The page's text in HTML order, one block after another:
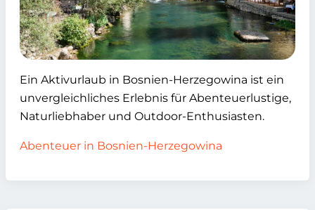
Ein Aktivurlaub in Bosnien-Herzegowina ist ein
unvergleichliches Erlebnis für Abenteuerlustige,
Naturliebhaber und Outdoor-Enthusiasten.
Abenteuer in Bosnien-Herzegowina